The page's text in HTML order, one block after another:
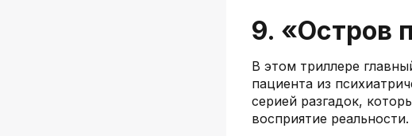
9. «Остров
В этом триллере
пациента из
серией разгадок,
восприятие реальности.